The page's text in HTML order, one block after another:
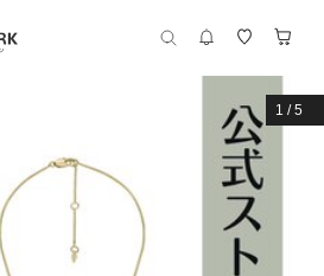
1 /5